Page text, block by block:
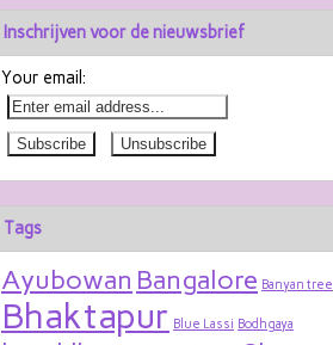
Inschrijven voor de nieuwsbrief
Your email:
Tags
Ayubowan Bangalore Banyan tree
Bhaktapur Blue Lassi Bodhgaya